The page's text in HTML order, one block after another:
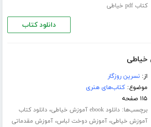
کتاب pdf خیاطی
دانلود کتاب
خیاطی
از:نسرین روزگار
موضوع:کتاب‌های هنری
۱۱۵ صفحه
برچسب‌ها:دانلود ebook آموزش خیاطی ،دانلود کتاب
آموزش خیاطی،آموزش دوخت لباس،آموزش مقدماتی